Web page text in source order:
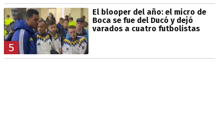
5
El blooper del año: el micro de
Boca se fue del Ducó y dejó
varados a cuatro futbolistas